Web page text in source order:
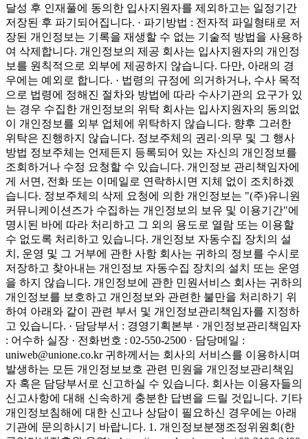
달성 후 인재풀에 동의한 입사지원자를 제외하고는 일정기간
저장된 후 파기되어집니다. · 파기방법 : 전자적 파일형태로 저
장된 개인정보는 기록을 재생할 수 없는 기술적 방법을 사용하
여 삭제합니다. 개인정보의 제공 회사는 입사지원자의 개인정
보를 원칙적으로 외부에 제공하지 않습니다. 다만, 아래의 경
우에는 예외로 합니다. · 법령의 규정에 의거하거나, 수사 목적
으로 법령에 정해진 절차와 방법에 따라 수사기관의 요구가 있
는 경우 수집한 개인정보의 위탁 회사는 입사지원자의 동의없
이 개인정보를 외부 업체에 위탁하지 않습니다. 향후 그러한
위탁은 진행하지 않습니다. 정보주체의 권리·의무 및 그 행사
방법 정보주체는 언제든지 등록되어 있는 자신의 개인정보를
조회하거나 수정 요청할 수 있습니다. 개인정보 관리책임자에
게 서면, 전화 또는 이메일로 연락하시면 지체 없이 조치하겠
습니다. 정보주체의 삭제 요청에 의한 개인정보는 "(주)유니원
커뮤니케이션즈가 수집하는 개인정보의 보유 및 이용기간"에
명시된 바에 따라 처리하고 그 외의 용도로 열람 또는 이용할
수 없도록 처리하고 있습니다. 개인정보 자동수집 장치의 설
치, 운영 및 그 거부에 관한 사항 회사는 귀하의 정보를 수시로
저장하고 찾아내는 개인정보 자동수집 장치의 설치 또는 운영
을 하지 않습니다. 개인정보에 관한 민원서비스 회사는 귀하의
개인정보를 보호하고 개인정보와 관련한 불만을 처리하기 위
하여 아래와 같이 관련 부서 및 개인정보관리책임자를 지정하
고 있습니다. · 담당부서 : 경영기획본부 · 개인정보관리책임자
: 어수하 실장 · 전화번호 : 02-550-2500 · 담당메일 :
uniweb@unione.co.kr 귀하께서는 회사의 서비스를 이용하시며
발생하는 모든 개인정보보호 관련 민원을 개인정보관리책임
자 혹은 담당부서로 신고하실 수 있습니다. 회사는 이용자들의
신고사항에 대해 신속하게 충분한 답변을 드릴 것입니다. 기타
개인정보침해에 대한 신고나 상담이 필요하신 경우에는 아래
기관에 문의하시기 바랍니다. 1. 개인정보분쟁조정위원회(한